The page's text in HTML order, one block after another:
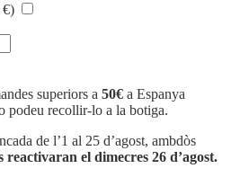
€)
superiors a 50€ a Espanya
podeu recollir-lo a la botiga.
de l’1 al 25 d’agost, ambdòs
reactivaran el dimecres 26 d’agost.